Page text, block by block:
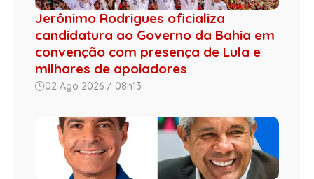
Jerônimo Rodrigues oficializa
candidatura ao Governo da Bahia em
convenção com presença de Lula e
milhares de apoiadores
02 Ago 2026 / 08h13